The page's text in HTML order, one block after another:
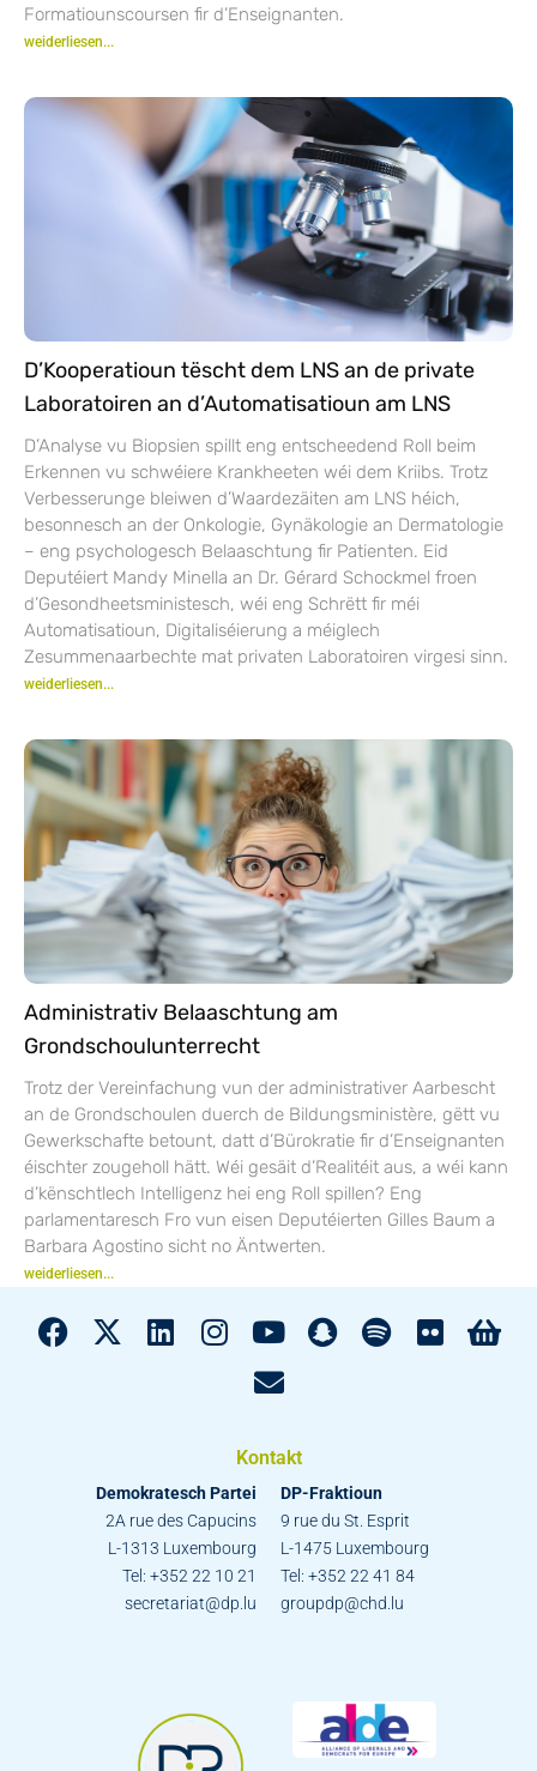
Formatiounscoursen fir d’Enseignanten.
weiderliesen...
D’Kooperatioun tëscht dem LNS an de private
Laboratoiren an d’Automatisatioun am LNS
D’Analyse vu Biopsien spillt eng entscheedend Roll beim
Erkennen vu schwéiere Krankheeten wéi dem Kriibs. Trotz
Verbesserunge bleiwen d’Waardezäiten am LNS héich,
besonnesch an der Onkologie, Gynäkologie an Dermatologie
– eng psychologesch Belaaschtung fir Patienten. Eid
Deputéiert Mandy Minella an Dr. Gérard Schockmel froen
d’Gesondheetsministesch, wéi eng Schrëtt fir méi
Automatisatioun, Digitaliséierung a méiglech
Zesummenaarbechte mat privaten Laboratoiren virgesi sinn.
weiderliesen...
Administrativ Belaaschtung am
Grondschoulunterrecht
Trotz der Vereinfachung vun der administrativer Aarbescht
an de Grondschoulen duerch de Bildungsministère, gëtt vu
Gewerkschafte betount, datt d’Bürokratie fir d’Enseignanten
éischter zougeholl hätt. Wéi gesäit d’Realitéit aus, a wéi kann
d’kënschtlech Intelligenz hei eng Roll spillen? Eng
parlamentaresch Fro vun eisen Deputéierten Gilles Baum a
Barbara Agostino sicht no Äntwerten.
weiderliesen...
Kontakt
Demokratesch Partei
2A rue des Capucins
L-1313 Luxembourg
Tel: +352 22 10 21
secretariat@dp.lu
DP-Fraktioun
9 rue du St. Esprit
L-1475 Luxembourg
Tel: +352 22 41 84
groupdp@chd.lu